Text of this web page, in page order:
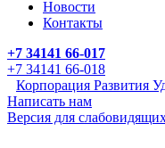
Новости
Контакты
+7 34141 66-017
+7 34141 66-018
Корпорация Развития
Написать нам
Версия для